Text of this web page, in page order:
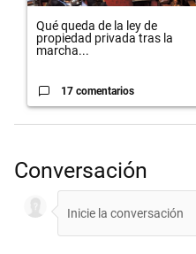
Qué queda de la ley de
propiedad privada tras la
marcha...
17 comentarios
Conversación